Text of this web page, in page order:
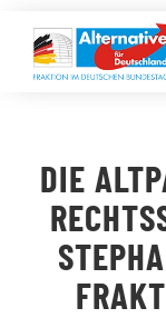
Inhalt
springen
LANDESGRUPPEN
DIE